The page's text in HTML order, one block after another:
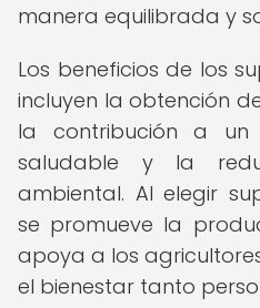
manera equilibrada y
Los beneficios de los
incluyen la obtención
la contribución a
saludable y la
ambiental. Al elegir
se promueve la
apoya a los
el bienestar tanto